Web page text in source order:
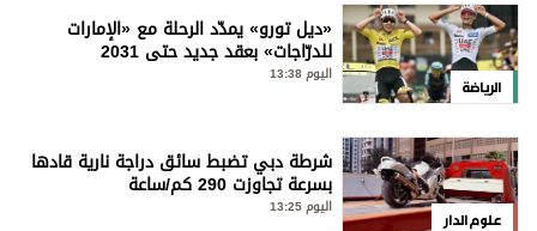
الرياضة
«ديل تورو» يمدّد الرحلة مع «الإمارات
للدرّاجات» بعقد جديد حتى 2031
اليوم 13:38
علوم الدار
شرطة دبي تضبط سائق دراجة نارية قادها
بسرعة تجاوزت 290 كم/ساعة
اليوم 13:25